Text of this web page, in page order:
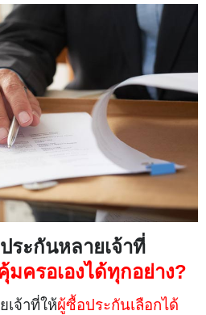
ระกันหลายเจ้าที่
มครอเองได้ทุกอย่าง?
จ้าที่ให้ผู้ซื้อประกันเลือกได้